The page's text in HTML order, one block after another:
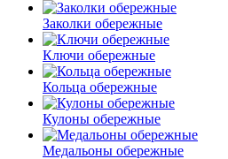
Заколки обережные
Ключи обережные
Кольца обережные
Кулоны обережные
Медальоны обережные